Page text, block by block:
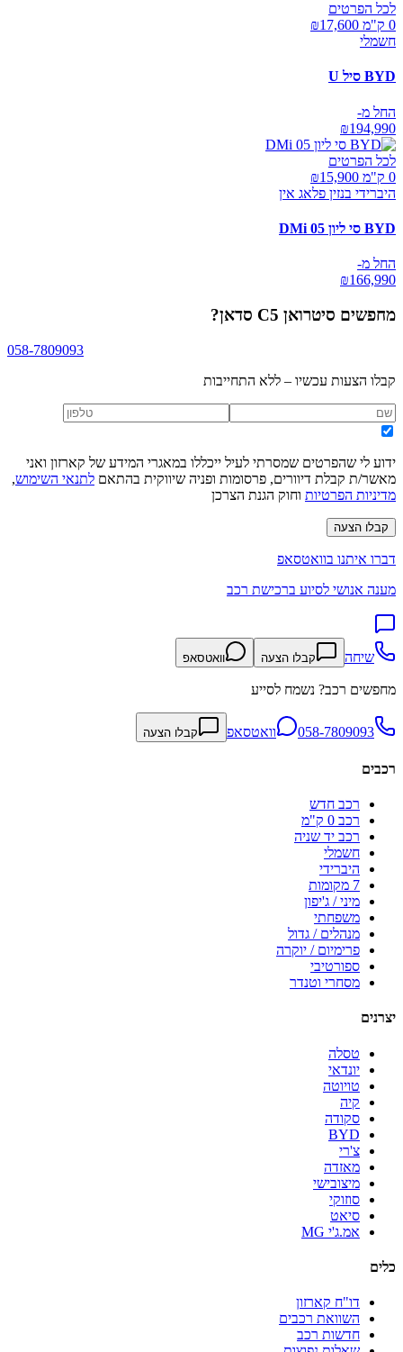
לכל הפרטים
0 ק"מ ₪
17,600
חשמלי
BYD סיל U
החל מ-
₪194,990
לכל הפרטים
0 ק"מ ₪
15,900
היברידי בנזין פלאג אין
BYD סי ליון 05 DMi
החל מ-
₪166,990
מחפשים סיטרואן C5 סדאן ?
058-7809093
קבלו הצעות עכשיו – ללא התחייבות
ידוע לי שהפרטים שמסרתי לעיל ייכללו במאגרי המידע של קארזון ואני
מאשר/ת קבלת דיוורים, פרסומות ופניה שיווקית בהתאם לתנאי השימוש,
מדיניות הפרטיות וחוק הגנת הצרכן
קבלו הצעה
דברו איתנו בוואטסאפ
מענה אנושי לסיוע ברכישת רכב
שיחה קבלו הצעה וואטסאפ
מחפשים רכב? נשמח לסייע
058-7809093 וואטסאפ קבלו הצעה
רכבים
רכב חדש
רכב 0 ק"מ
רכב יד שניה
חשמלי
היברידי
7 מקומות
מיני / ג'יפון
משפחתי
מנהלים / גדול
פרימיום / יוקרה
ספורטיבי
מסחרי וטנדר
יצרנים
טסלה
יונדאי
טויוטה
קיה
סקודה
BYD
צ'רי
מאזדה
מיצובישי
סוזוקי
סיאט
אמ.ג'י MG
כלים
דו"ח קארזון
השוואת רכבים
חדשות רכב